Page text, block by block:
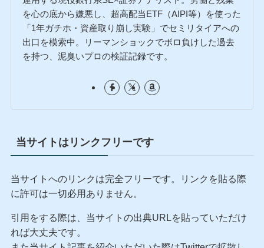
真毅
運用する現役銀行系SE×証券アナリスト。労働と残業
を心の底から嫌悪し、超高配当ETF（AIPI等）を使った
出口を模索中。リーマンショックでボロ負けした過去
を持つ、泥臭いプロの検証記録です。